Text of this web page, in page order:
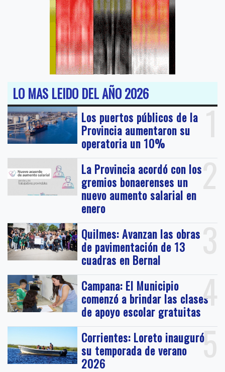
LO MAS LEIDO DEL AÑO 2026
1
Los puertos públicos de la
Provincia aumentaron su
operatoria un 10%
2
La Provincia acordó con los
gremios bonaerenses un
nuevo aumento salarial en
enero
3
Quilmes: Avanzan las obras
de pavimentación de 13
cuadras en Bernal
4
Campana: El Municipio
comenzó a brindar las clases
de apoyo escolar gratuitas
5
Corrientes: Loreto inauguró
su temporada de verano
2026